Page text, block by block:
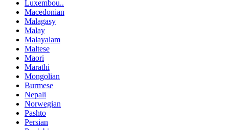
Luxembou..
Macedonian
Malagasy
Malay
Malayalam
Maltese
Maori
Marathi
Mongolian
Burmese
Nepali
Norwegian
Pashto
Persian